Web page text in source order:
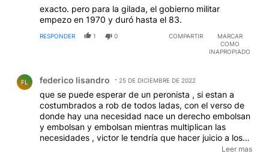
exacto. pero para la gilada, el gobierno militar
empezo en 1970 y duró hasta el 83.
RESPONDER 1 0 COMPARTIR
MARCAR
COMO
INAPROPIADO
FL federico lisandro 25 DE DICIEMBRE DE 2022
que se puede esperar de un peronista , si estan a
costumbrados a rob de todos ladas, con el verso de
donde hay una necesidad nace un derecho embolsan
y embolsan y embolsan mientras multiplican las
necesidades , victor le tendría que hacer juicio a los
dirigentes de la triple A grupo liderado por lopez rega
Leer mas